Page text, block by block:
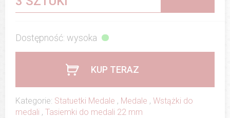
Dostępność: wysoka
KUP TERAZ
Kategorie: Statuetki Medale , Medale , Wstążki do
medali , Tasiemki do medali 22 mm